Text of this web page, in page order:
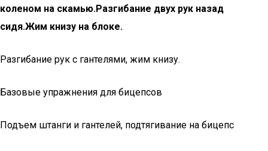
коленом на скамью.Разгибание двух рук назад
сидя.Жим книзу на блоке.
Разгибание рук с гантелями, жим книзу.
Базовые упражнения для бицепсов
Подъем штанги и гантелей, подтягивание на бицепс